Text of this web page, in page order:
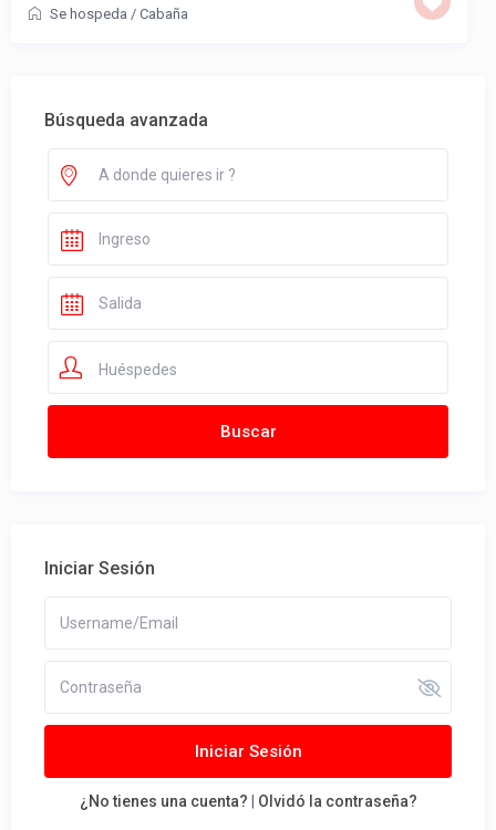
Se hospeda /Cabaña
Búsqueda avanzada
Huéspedes
Iniciar Sesión
Iniciar Sesión
¿No tienes una cuenta? Olvidó la contraseña?